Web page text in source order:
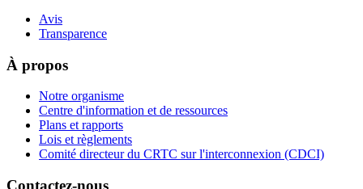
Avis
Transparence
À propos
Notre organisme
Centre d'information et de ressources
Plans et rapports
Lois et règlements
Comité directeur du CRTC sur l'interconnexion (CDCI)
Contactez-nous